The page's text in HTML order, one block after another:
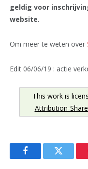
geldig voor
website.
Om meer te weten over
Edit 06/06/19 : actie
This work is
Attribution-
FacebookTwitter